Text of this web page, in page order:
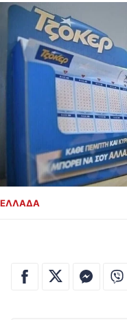
ΕΛΛΑΔΑ